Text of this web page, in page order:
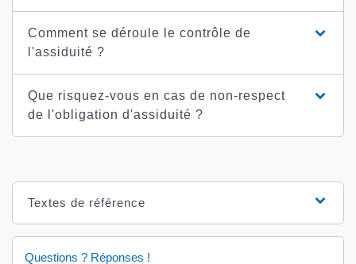
Comment se déroule le contrôle de
l'assiduité ?
Que risquez-vous en cas de non-respect
de l'obligation d'assiduité ?
Textes de référence
Questions ? Réponses !